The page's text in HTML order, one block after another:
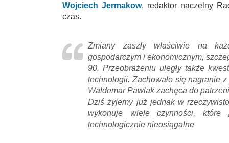
Wojciech Jermakow, redaktor naczelny
czas.
Zmiany zaszły właściwie na
gospodarczym i ekonomicznym,
90. Przeobrażeniu uległy także
technologii. Zachowało się nagranie
Waldemar Pawlak zachęca do
Dziś żyjemy już jednak w
wykonuje wiele czynności,
technologicznie nieosiągalne